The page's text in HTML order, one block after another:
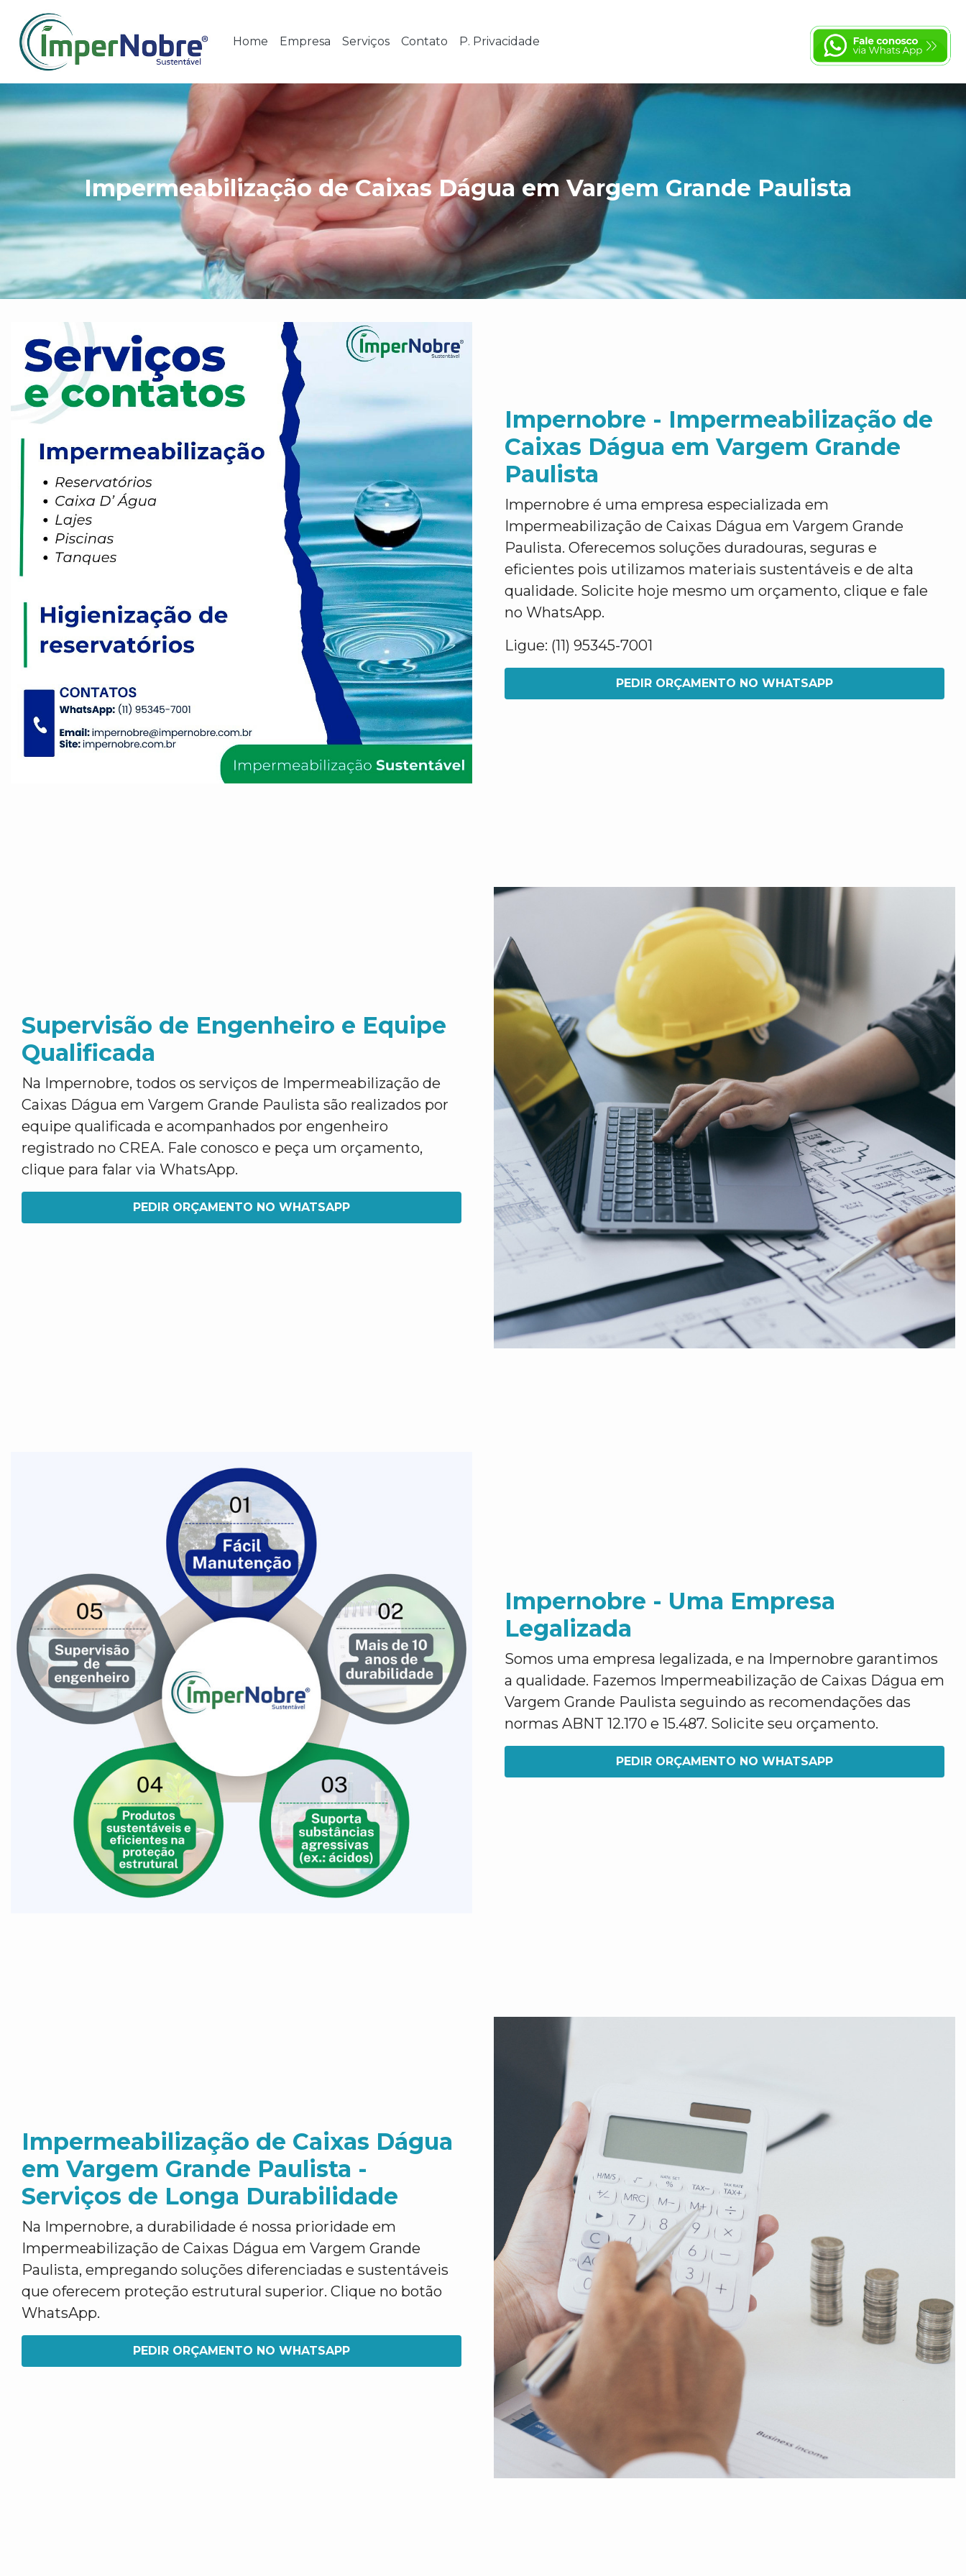
Home Empresa Serviços Contato P. Privacidade
Impermeabilização de Caixas Dágua em Vargem Grande Paulista
Impernobre - Impermeabilização de
Caixas Dágua em Vargem Grande
Paulista
Impernobre é uma empresa especializada em
Impermeabilização de Caixas Dágua em Vargem Grande
Paulista. Oferecemos soluções duradouras, seguras e
eficientes pois utilizamos materiais sustentáveis e de alta
qualidade. Solicite hoje mesmo um orçamento, clique e fale
no WhatsApp.
Ligue: (11) 95345-7001
PEDIR ORÇAMENTO NO WHATSAPP
Supervisão de Engenheiro e Equipe
Qualificada
Na Impernobre, todos os serviços de Impermeabilização de
Caixas Dágua em Vargem Grande Paulista são realizados por
equipe qualificada e acompanhados por engenheiro
registrado no CREA. Fale conosco e peça um orçamento,
clique para falar via WhatsApp.
PEDIR ORÇAMENTO NO WHATSAPP
Impernobre - Uma Empresa
Legalizada
Somos uma empresa legalizada, e na Impernobre garantimos
a qualidade. Fazemos Impermeabilização de Caixas Dágua em
Vargem Grande Paulista seguindo as recomendações das
normas ABNT 12.170 e 15.487. Solicite seu orçamento.
PEDIR ORÇAMENTO NO WHATSAPP
Impermeabilização de Caixas Dágua
em Vargem Grande Paulista -
Serviços de Longa Durabilidade
Na Impernobre, a durabilidade é nossa prioridade em
Impermeabilização de Caixas Dágua em Vargem Grande
Paulista, empregando soluções diferenciadas e sustentáveis
que oferecem proteção estrutural superior. Clique no botão
WhatsApp.
PEDIR ORÇAMENTO NO WHATSAPP